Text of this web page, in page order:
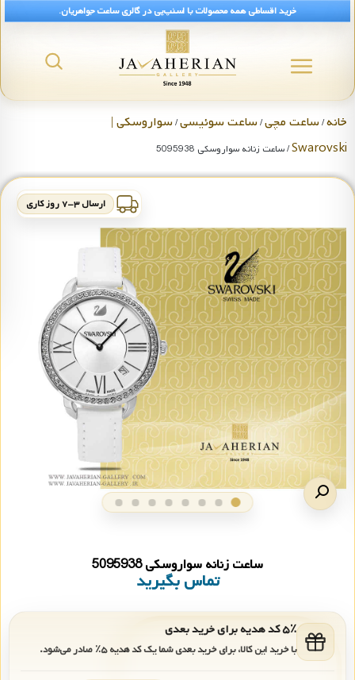
خرید اقساطی همه محصولات با اسنپ‌پی در گالری ساعت جواهریان.
خانه/ساعت مچی/ساعت سوئیسی/سواروسکی |
Swarovski/ ساعت زنانه سواروسکی 5095938
ارسال ۳-۷ روز کاری
ساعت زنانه سواروسکی 5095938
تماس بگیرید
۵٪ کد هدیه برای خرید بعدی
با خرید این کالا، برای خرید بعدی شما یک کد هدیه۵٪ صادر می‌شود.